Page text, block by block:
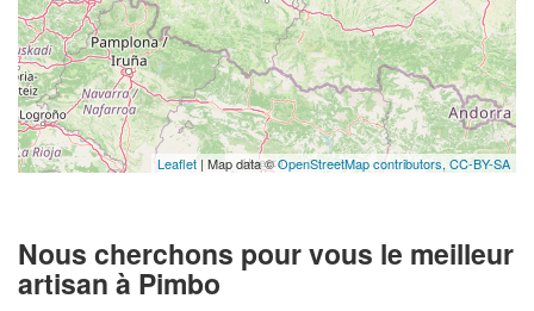
Leaflet | Map data ©OpenStreetMap contributors, CC-BY-SA
Nous cherchons pour vous le meilleur
artisan à Pimbo